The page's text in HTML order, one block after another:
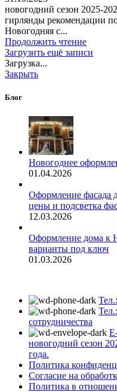
новогодний сезон 2025-
гирлянды рекомендации
Новогодняя с...
Продолжить чтение
Загрузить ещё записи
Загрузка...
Закрыть
Блог
Новогоднее
01.04.2026
Оформление фасада
цены и подсветка
12.03.2026
Оформление дома к
варианты под ключ
01.03.2026
сотрудничества
новогодний сезон
года.
Политика
Согласие на
Политика в